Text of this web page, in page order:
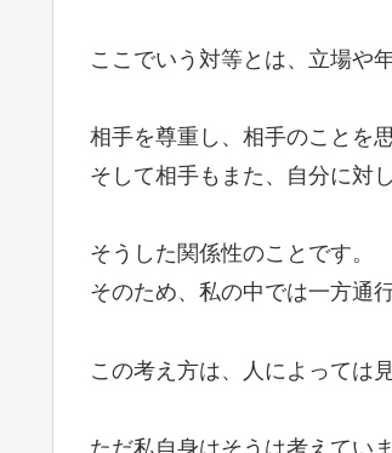
ここでいう対等とは、立場や
相手を尊重し、相手のことを
そして相手もまた、自分に対
そうした関係性のことです。
そのため、私の中では一方通
この考え方は、人によっては